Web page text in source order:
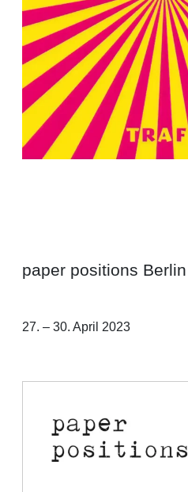
paper positions
27. – 30. April 2023